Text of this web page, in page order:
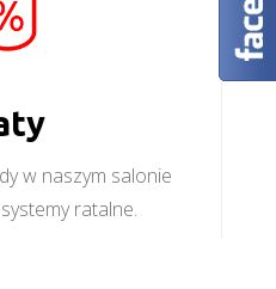
w naszym salonie
ratalne.